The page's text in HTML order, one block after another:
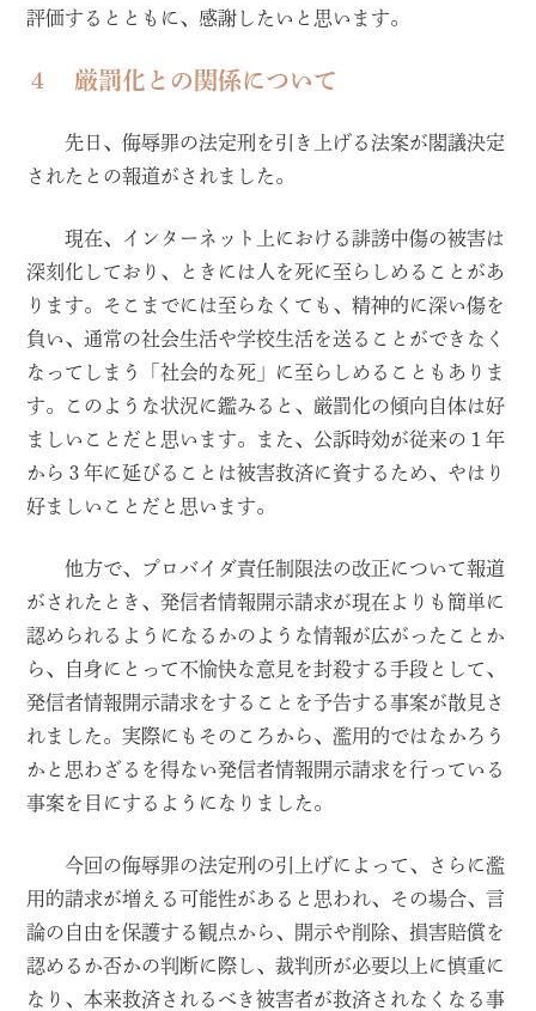
評価するとともに、感謝したいと思います。
４ 厳罰化との関係について
先日、侮辱罪の法定刑を引き上げる法案が閣議決定
されたとの報道がされました。
現在、インターネット上における誹謗中傷の被害は
深刻化しており、ときには人を死に至らしめることがあ
ります。そこまでには至らなくても、精神的に深い傷を
負い、通常の社会生活や学校生活を送ることができなく
なってしまう「社会的な死」に至らしめることもありま
す。このような状況に鑑みると、厳罰化の傾向自体は好
ましいことだと思います。また、公訴時効が従来の１年
から３年に延びることは被害救済に資するため、やはり
好ましいことだと思います。
他方で、プロバイダ責任制限法の改正について報道
がされたとき、発信者情報開示請求が現在よりも簡単に
認められるようになるかのような情報が広がったことか
ら、自身にとって不愉快な意見を封殺する手段として、
発信者情報開示請求をすることを予告する事案が散見さ
れました。実際にもそのころから、濫用的ではなかろう
かと思わざるを得ない発信者情報開示請求を行っている
事案を目にするようになりました。
今回の侮辱罪の法定刑の引上げによって、さらに濫
用的請求が増える可能性があると思われ、その場合、言
論の自由を保護する観点から、開示や削除、損害賠償を
認めるか否かの判断に際し、裁判所が必要以上に慎重に
なり、本来救済されるべき被害者が救済されなくなる事